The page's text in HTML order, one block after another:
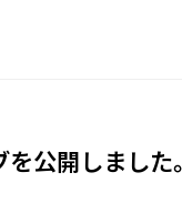
公開しました。